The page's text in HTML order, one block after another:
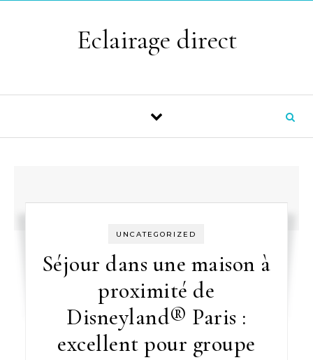
Eclairage direct
UNCATEGORIZED
Séjour dans une maison à
proximité de
Disneyland® Paris :
excellent pour groupe